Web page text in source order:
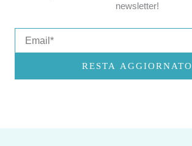
newsletter!
RESTA AGGIORNATO